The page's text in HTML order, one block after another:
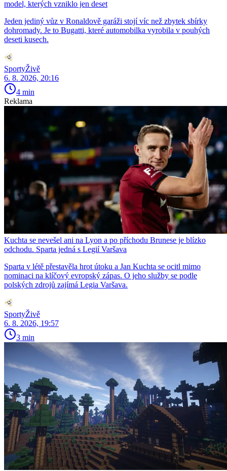
model, kterých vzniklo jen deset
Jeden jediný vůz v Ronaldově garáži stojí víc než zbytek sbírky
dohromady. Je to Bugatti, které automobilka vyrobila v pouhých
deseti kusech.
SportyŽivě
6. 8. 2026, 20:16
4 min
Reklama
Kuchta se nevešel ani na Lyon a po příchodu Brunese je blízko
odchodu. Sparta jedná s Legií Varšava
Sparta v létě přestavěla hrot útoku a Jan Kuchta se ocitl mimo
nominaci na klíčový evropský zápas. O jeho služby se podle
polských zdrojů zajímá Legia Varšava.
SportyŽivě
6. 8. 2026, 19:57
3 min